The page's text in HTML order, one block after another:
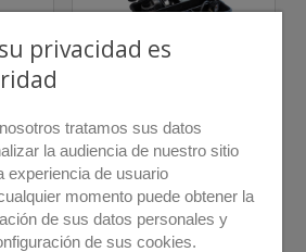
ODM
privacidad es
tratamos sus datos
la audiencia de nuestro sitio
experiencia de usuario
momento puede obtener la
de sus datos personales y
de sus cookies.